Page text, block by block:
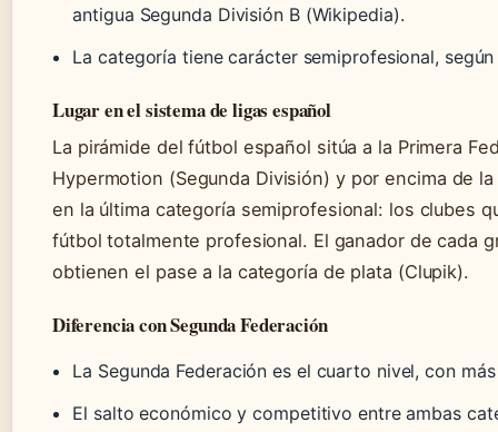
antigua Segunda División B (Wikipedia).
La categoría tiene carácter semiprofesional,
Lugar en el sistema de ligas español
La pirámide del fútbol español sitúa a la Primera
Hypermotion (Segunda División) y por encima de
en la última categoría semiprofesional: los clubes
fútbol totalmente profesional. El ganador de cada
obtienen el pase a la categoría de plata (Clupik).
Diferencia con Segunda Federación
La Segunda Federación es el cuarto nivel, con
El salto económico y competitivo entre ambas